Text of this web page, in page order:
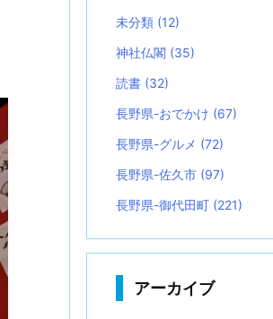
未分類 (12)
神社仏閣 (35)
読書 (32)
長野県-おでかけ (67)
長野県-グルメ (72)
長野県-佐久市 (97)
長野県-御代田町 (221)
アーカイブ